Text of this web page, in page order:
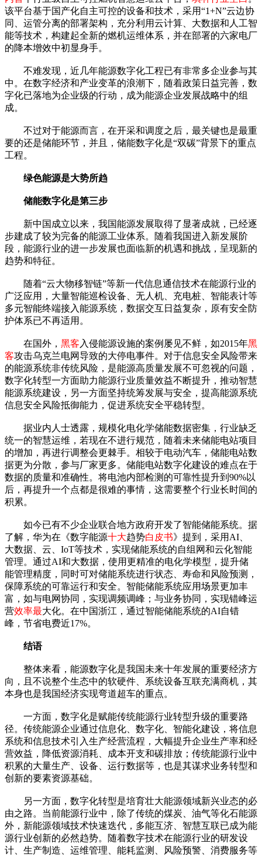
该平台基于国产化自主可控的设备和技术，采用“1+N”云边协
同、运管分离的部署架构，充分利用云计算、大数据和人工智
能等技术，构建起全新的燃机运维体系，并在部署的六家电厂
的降本增效中初显身手。
不难发现，近几年能源数字化工程已有非常多企业参与其
中。在数字经济和产业变革的浪潮下，随着政策日益完善，数
字化已落地为企业级的行动，成为能源企业发展战略中的组
成。
不过对于能源而言，在开采和调度之后，最关键也是最重
要的还是储能环节，并且，储能数字化是“双碳”背景下的重点
工程。
绿色能源是大势所趋
储能数字化是第三步
新中国成立以来，我国能源发展取得了显著成就，已经逐
步建成了较为完备的能源工业体系。随着我国进入新发展阶
段，能源行业的进一步发展也面临新的机遇和挑战，呈现新的
趋势和特征。
随着“云大物移智链”等新一代信息通信技术在能源行业的
广泛应用，大量智能巡检设备、无人机、充电桩、智能表计等
多元智能终端接入能源系统，数据交互日益复杂，原有安全防
护体系已不再适用。
在国外， 黑客 入侵能源设施的案例屡见不鲜，如2015年黑
客攻击乌克兰电网导致的大停电事件。对于信息安全风险带来
的能源系统非传统风险，是能源高质量发展不可忽视的问题，
数字化转型一方面助力能源行业质量效益不断提升，推动智慧
能源系统建设，另一方面坚持统筹发展与安全，提高能源系统
信息安全风险抵御能力，促进系统安全平稳转型。
据业内人士透露，规模化电化学储能数据密集，行业缺乏
统一的智慧运维，若现在不进行规范，随着未来储能电站项目
的增加，再进行调整会更棘手。相较于电动汽车，储能电站数
据更为分散，参与厂家更多。储能电站数字化建设的难点在于
数据的质量和准确性。将电池内部检测的可靠性提升到90%以
后，再提升一个点都是很难的事情，这需要整个行业长时间的
积累。
如今已有不少企业联合地方政府开发了智能储能系统。据
了解，华为在《数字能源十大趋势白皮书》提到，采用AI、
大数据、云、IoT等技术，实现储能系统的自组网和云化智能
管理。通过AI和大数据，使用更精准的电化学模型，提升储
能管理精度，同时可对储能系统进行状态、寿命和风险预测，
保障系统的可靠运行和安全。智能储能系统应用场景更加丰
富，如与电网协同，实现调频调峰；与业务协同，实现错峰运
营效率最大化。在中国浙江，通过智能储能系统的AI自错
峰，节省电费近17%。
结语
整体来看，能源数字化是我国未来十年发展的重要经济方
向，且不说整个生态中的软硬件、系统设备互联充满商机，其
本身也是我国经济实现弯道超车的重点。
一方面，数字化是赋能传统能源行业转型升级的重要路
径。传统能源企业通过信息化、数字化、智能化建设，将信息
系统和信息技术引入生产经营流程，大幅提升企业生产率和经
营效益，降低资源消耗、成本开支和碳排放；传统能源行业中
积累的大量生产、设备、运行数据等，也是其谋求业务转型和
创新的要素资源基础。
另一方面，数字化转型是培育壮大能源领域新兴业态的必
由之路。当前能源行业中，除了传统的煤炭、油气等化石能源
外，新能源领域技术快速迭代，多能互济、智慧互联已成为能
源行业创新的必然趋势。随着数字技术在能源行业的研发设
计、生产制造、运维管理、能耗监测、风险预警、消费服务等